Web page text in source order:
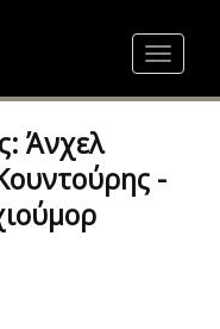
Toggle
Άνχελ
-